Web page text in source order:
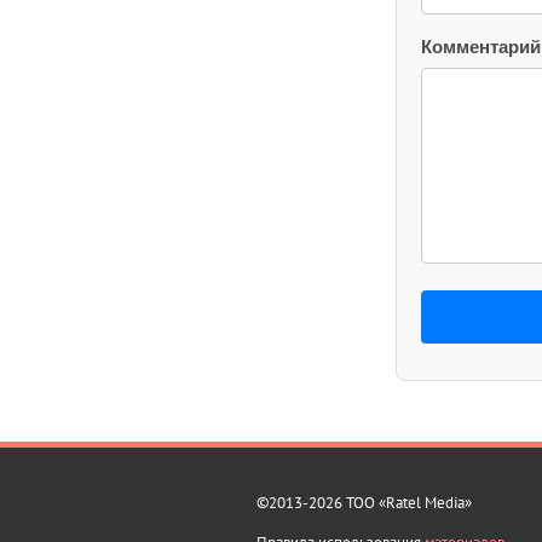
Комментарий
©2013-2026 ТОО «Ratel Media»